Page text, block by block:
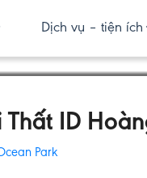
Dịch vụ – tiện ích
Thất ID
Park